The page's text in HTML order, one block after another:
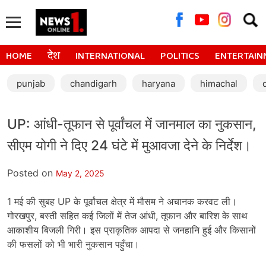
for:
HOME देश INTERNATIONAL POLITICS
punjab chandigarh haryana himachal
UP: आंधी-तूफान से पूर्वांचल में जानमाल का नुकसान,
सीएम योगी ने दिए 24 घंटे में मुआवजा देने के निर्देश।
Posted on May 2, 2025
1 मई की सुबह UP के पूर्वांचल क्षेत्र में मौसम ने अचानक करवट ली।
गोरखपुर, बस्ती सहित कई जिलों में तेज आंधी, तूफान और बारिश के साथ
आकाशीय बिजली गिरी। इस प्राकृतिक आपदा से जनहानि हुई और किसानों
की फसलों को भी भारी नुकसान पहुँचा।​